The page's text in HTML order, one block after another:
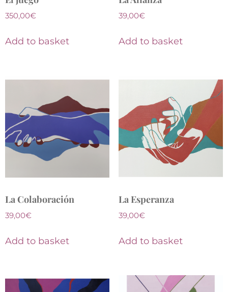
350,00€
Add to basket
39,00€
Add to basket
La Colaboración
39,00€
Add to basket
La Esperanza
39,00€
Add to basket